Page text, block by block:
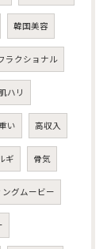
韓国美容
ラクショナル
ハリ
い 高収入
ギ 骨気
ングムービー